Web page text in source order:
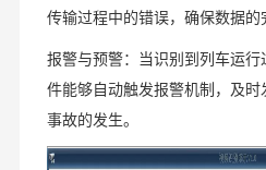
传输过程中的错误，确保数据的
报警与预警：当识别到列车运
件能够自动触发报警机制，及
事故的发生。